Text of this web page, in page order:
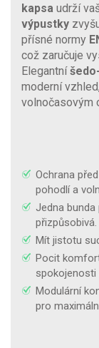
kapsa udrží
výpustky
přísné normy
což zaručuje
Elegantní
moderní
volnočasovým
Ochrana
pohodlí a
Jedna
přizpůsobivá.
Mít jistotu
Pocit
spokojenosti
Modulární
pro